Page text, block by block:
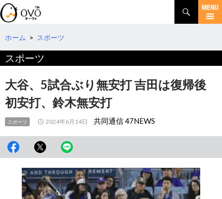
検
索
コ
テ
へ
動
ホーム > スポーツ
スポーツ
大谷、5試合ぶり無安打 吉田は復帰後
初安打、鈴木無安打
スポーツ 2024年6月14日 共同通信 47NEWS